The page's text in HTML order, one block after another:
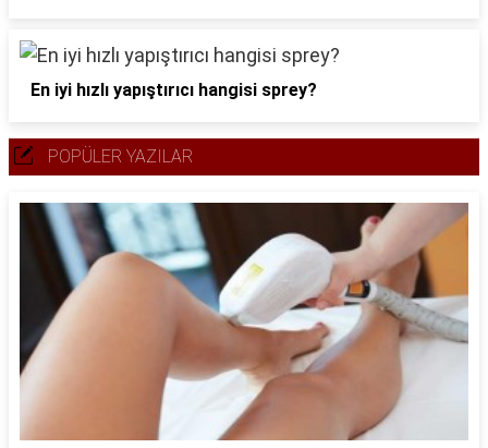
En iyi hızlı yapıştırıcı hangisi sprey?
POPÜLER YAZILAR